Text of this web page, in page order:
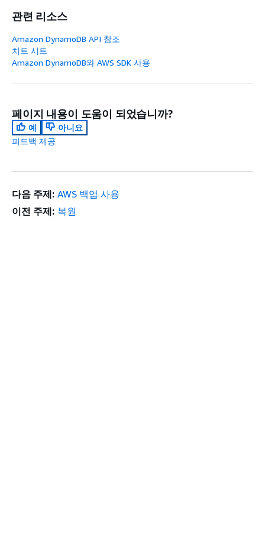
관련 리소스
Amazon DynamoDB API 참조
치트 시트
Amazon DynamoDB와 AWS SDK 사용
페이지 내용이 도움이 되었습니까?
예
아니요
피드백 제공
다음 주제: AWS 백업 사용
이전 주제: 복원